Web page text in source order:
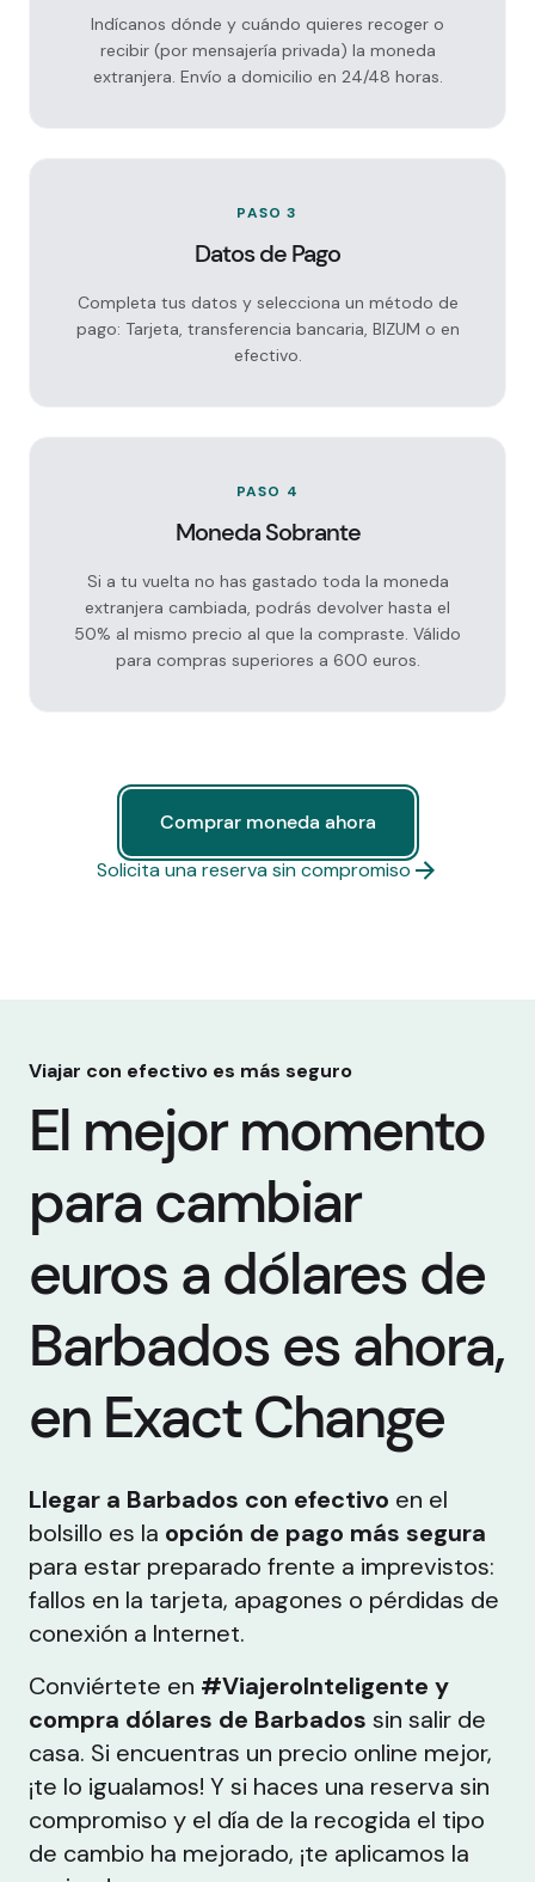
Indícanos dónde y cuándo quieres recoger o
recibir (por mensajería privada) la moneda
extranjera. Envío a domicilio en 24/48 horas.
PASO 3
Datos de Pago
Completa tus datos y selecciona un método de
pago: Tarjeta, transferencia bancaria, BIZUM o en
efectivo.
PASO 4
Moneda Sobrante
Si a tu vuelta no has gastado toda la moneda
extranjera cambiada, podrás devolver hasta el
50% al mismo precio al que la compraste. Válido
para compras superiores a 600 euros.
Comprar moneda ahora
Comprar moneda ahora
Solicita una reserva sin compromiso
Viajar con efectivo es más seguro
El mejor momento
para cambiar
euros a dólares de
Barbados es ahora,
en Exact Change
Llegar a Barbados con efectivo en el
bolsillo es la opción de pago más segura
para estar preparado frente a imprevistos:
fallos en la tarjeta, apagones o pérdidas de
conexión a Internet.
Conviértete en #ViajeroInteligente y
compra dólares de Barbados sin salir de
casa. Si encuentras un precio online mejor,
¡te lo igualamos! Y si haces una reserva sin
compromiso y el día de la recogida el tipo
de cambio ha mejorado, ¡te aplicamos la